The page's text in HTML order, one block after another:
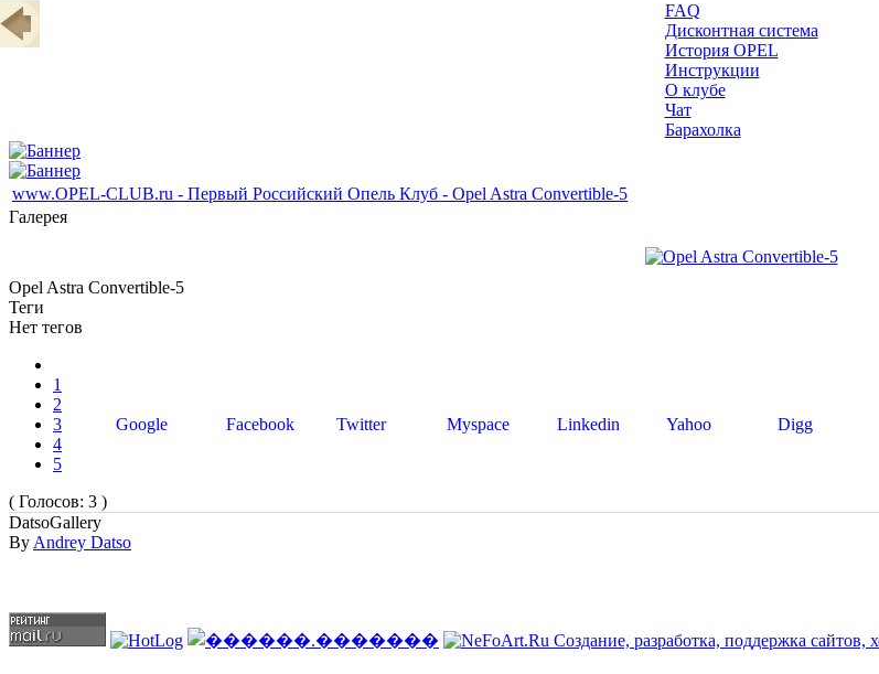
FAQ
Дисконтная система
История OPEL
Инструкции
О клубе
Чат
Барахолка
www.OPEL-CLUB.ru - Первый Российский Опель Клуб - Opel Astra Convertible-5
Галерея
Opel Astra Convertible-5
Теги
Нет тегов
1
2
3
4
5
( Голосов: 3 )
Google Facebook Twitter Myspace Linkedin Yahoo Digg
DatsoGallery
By Andrey Datso